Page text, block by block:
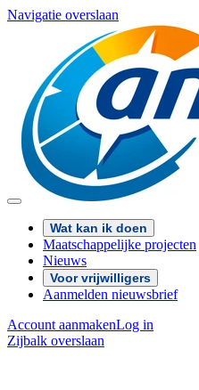
Navigatie overslaan
Wat kan ik doen
Maatschappelijke projecten
Nieuws
Voor vrijwilligers
Aanmelden nieuwsbrief
Account aanmakenLog in
Zijbalk overslaan